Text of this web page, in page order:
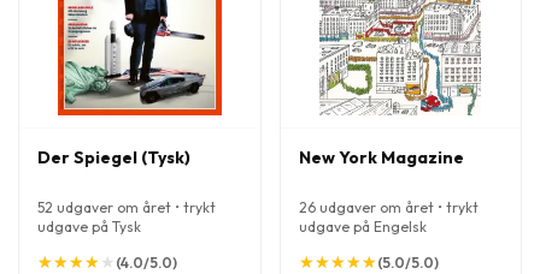
Der Spiegel (Tysk)
52 udgaver om året • trykt
udgave på Tysk
★
★★
★★
★★
★★
★ (4.0/5.0)
New York Magazine
26 udgaver om året • trykt
udgave på Engelsk
★
★★
★★
★★
★★
★(5.0/5.0)